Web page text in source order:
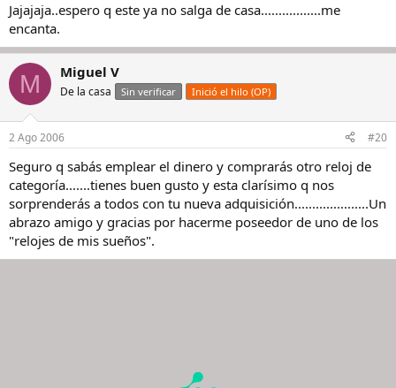
Jajajaja..espero q este ya no salga de casa.................me
encanta.
M Miguel V
De la casa Sin verificar Inició el hilo (OP)
2 Ago 2006 #20
Seguro q sabás emplear el dinero y comprarás otro reloj de
categoría.......tienes buen gusto y esta clarísimo q nos
sorprenderás a todos con tu nueva adquisición.....................Un
abrazo amigo y gracias por hacerme poseedor de uno de los
"relojes de mis sueños".